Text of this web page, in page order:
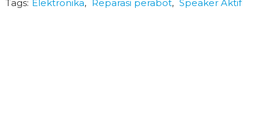
Tags: Elektronika, Reparasi perabot, Speaker Aktif